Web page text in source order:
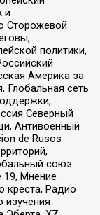
и
Сторожевой
политики,
Америка за
Глобальная сеть
Северный
Антивоенный
de Rusos
союз
19, Мнение
креста, Радио
изучения